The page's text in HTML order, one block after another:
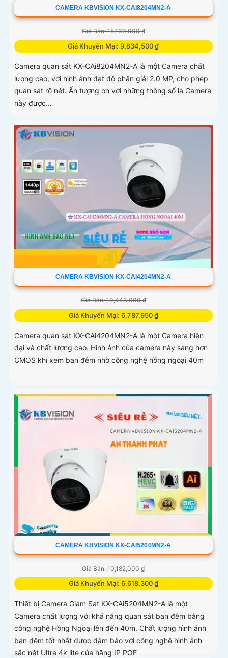
CAMERA KBVISION KX-CAI8204MN2-A
Giá Bán: 15,130,000 ₫
Giá Khuyến Mại: 9,834,500 ₫
Camera quan sát KX-CAi8204MN2-A là một Camera chất
lượng cao, với hình ảnh đạt độ phân giải 2.0 MP, cho phép
quan sát rõ nét. Ấn tượng ơn với những thông số là Camera
này được...
CAMERA KBVISION KX-CAI4204MN2-A
Giá Bán: 10,443,000 ₫
Giá Khuyến Mại: 6,787,950 ₫
Camera quan sát KX-CAi4204MN2-A là một Camera hiện
đại và chất lượng cao. Hình ảnh của camera này sáng hơn
CMOS khi xem ban đêm nhờ công nghệ hồng ngoại 40m
CAMERA KBVISION KX-CAI5204MN2-A
Giá Bán: 10,182,000 ₫
Giá Khuyến Mại: 6,618,300 ₫
Thiết bị Camera Giám Sát KX-CAi5204MN2-A là một
Camera chất lượng với khả năng quan sát ban đêm bằng
công nghệ Hồng Ngoại lên đến 40m. Chất lượng hình ảnh
ban đêm tốt nhất được đảm bảo với công nghệ hình ảnh
sắc nét Ultra 4k lite của hãng IP POE